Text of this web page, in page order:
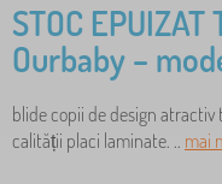
STOC
Ourbaby –
blide copii de design
calității placi laminate. .. mai